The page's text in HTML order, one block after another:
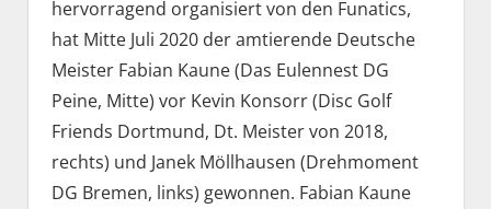
hervorragend organisiert von den Funatics,
hat Mitte Juli 2020 der amtierende Deutsche
Meister Fabian Kaune (Das Eulennest DG
Peine, Mitte) vor Kevin Konsorr (Disc Golf
Friends Dortmund, Dt. Meister von 2018,
rechts) und Janek Möllhausen (Drehmoment
DG Bremen, links) gewonnen. Fabian Kaune